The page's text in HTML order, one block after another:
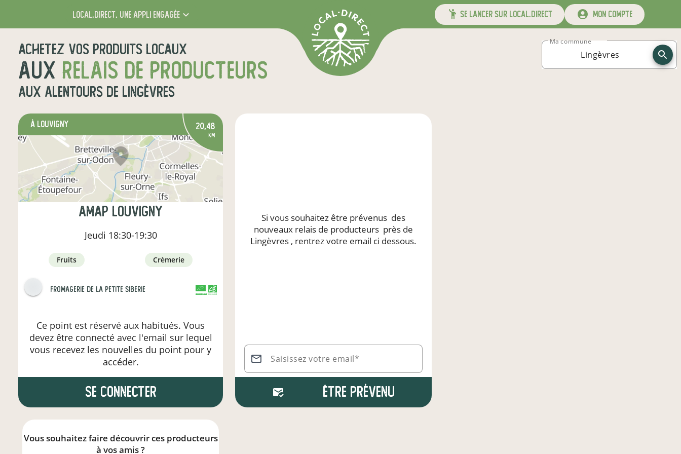
local.direct, une appli engagée se lancer sur local.direct mon compte
Achetez vos produits locaux
aux relais de producteurs
aux alentours de Lingèvres
Ma commune
à Louvigny 20,48
km
AMAP Louvigny
Jeudi 18:30-19:30
fruits crèmerie
Fromagerie de la Petite Siberie CERTIFIÉ PAR FR-BIO-09
AGRICULTURE FRANCE
Ce point est réservé aux habitués. Vous
devez être connecté avec l'email sur lequel
vous recevez les nouvelles du point pour y
accéder.
se connecter
Si vous souhaitez être prévenus des
nouveaux relais de producteurs près de
Lingèvres , rentrez votre email ci dessous.
Saisissez votre email*
Être prévenu
Vous souhaitez faire découvrir ces producteurs
à vos amis ?